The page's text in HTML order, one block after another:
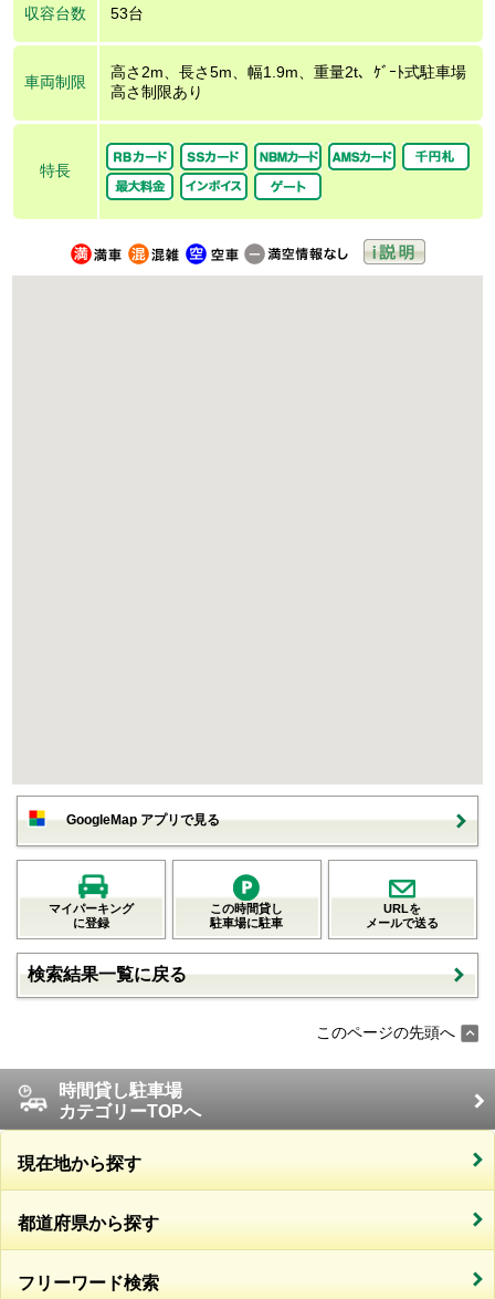
収容台数 53台
車両制限
高さ2m、長さ5m、幅1.9m、重量2t、ｹﾞｰﾄ式駐車場
高さ制限あり
特長
GoogleMap アプリで見る
マイパーキング
に登録
この時間貸し
駐車場に駐車
URLを
メールで送る
検索結果一覧に戻る
このページの先頭へ
時間貸し駐車場
カテゴリーTOPへ
現在地から探す
都道府県から探す
フリーワード検索